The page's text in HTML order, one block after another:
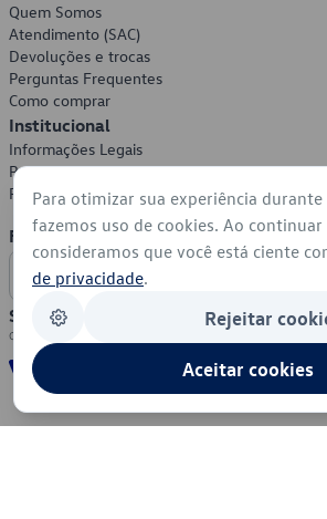
Quem Somos
Atendimento (SAC)
Devoluções e trocas
Perguntas Frequentes
Como comprar
Institucional
Informações Legais
Política de Privacidade
Política de Cookies
Formas de Pagamento
Segurança
Para otimizar sua experiência durante
fazemos uso de cookies. Ao continuar
consideramos que você está ciente
de privacidade.
Rejeitar
Aceitar cookies